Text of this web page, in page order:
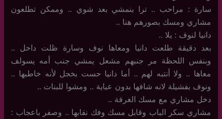
سارة : مراحب .. ترا بنمشي بعد شوي .. وممكن تطلعون
مشاري ومسك بصورهم هنا ..
دانيا لنوف : يلا ..
بعد دقيقة طلعت دانيا ومعاها نوف وسارة ظلت داخل ..
وبنفس اللحظة مر جنبهم مشعل يمشي جنب أمه يسولف
معاها .. ولا أنتبه لهم .. أما دانيا حست بخجل لأنه خاطبها ..
ونوف بفشيلة لانه شافها بدون عباية .. ومشوا للبنات ..
دخل مشاري مع مسك الغرفة ..
مشاري سكر الباب وقابل مسك وفك نقابها .. وصفر باعجاب :